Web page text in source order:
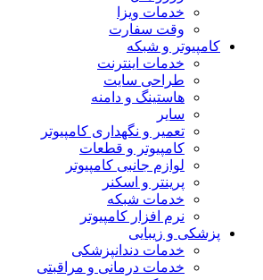
خدمات ویزا
وقت سفارت
کامپیوتر و شبکه
خدمات اینترنت
طراحی سایت
هاستینگ و دامنه
سایر
تعمیر و نگهداری کامپیوتر
کامپیوتر و قطعات
لوازم جانبی کامپیوتر
پرینتر و اسکنر
خدمات شبکه
نرم افزار کامپیوتر
پزشکی و زیبایی
خدمات دندانپزشکی
خدمات درمانی و مراقبتی